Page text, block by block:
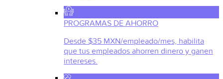
PROGRAMAS DE AHORRO
Desde $35 MXN/empleado/mes, habilita
que tus empleados ahorren dinero y ganen
intereses.